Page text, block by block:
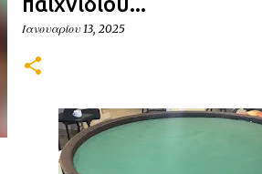
Ιανουαρίου 13, 2025